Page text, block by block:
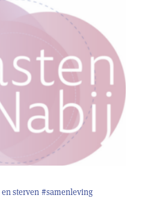
sterven #samenleving